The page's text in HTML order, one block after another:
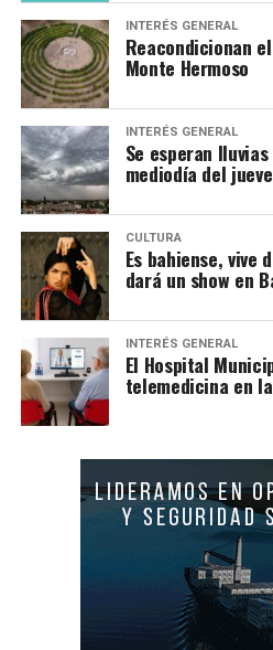
INTERÉS GENERAL
Reacondicionan
Monte Hermoso
INTERÉS GENERAL
Se esperan
mediodía del
CULTURA
Es bahiense, vive
dará un show en
INTERÉS GENERAL
El Hospital
telemedicina en